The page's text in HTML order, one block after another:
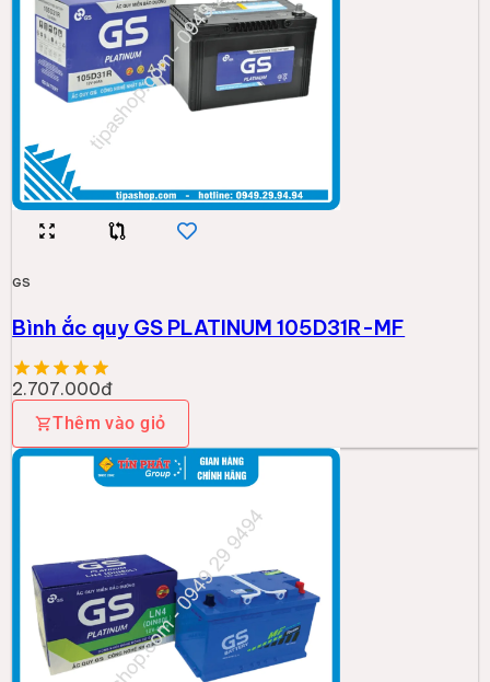
GS
Bình ắc quy GS PLATINUM 105D31R-MF
2.707.000đ
Thêm vào giỏ